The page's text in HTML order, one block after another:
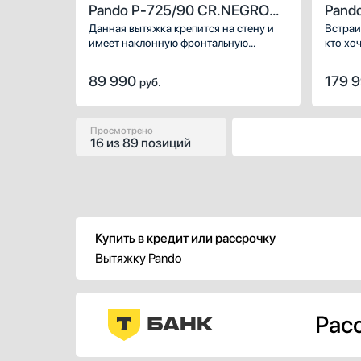
Pando P-725/90 CR.NEGRO
850
Данная вытяжка крепится на стену и
имеет наклонную фронтальную
свободное рабочее пространство
воздуха, удаления пара, пыли, разного
размера частиц используются
специальные фильтры: алюминиевый
жироулавливающий и угольный.
люди разных возрастов.
89 990 руб.
ECO
кто
179
Просмотрено
16 из89 позиций
Купить в кредит или рассрочку
Вытяжку Pando